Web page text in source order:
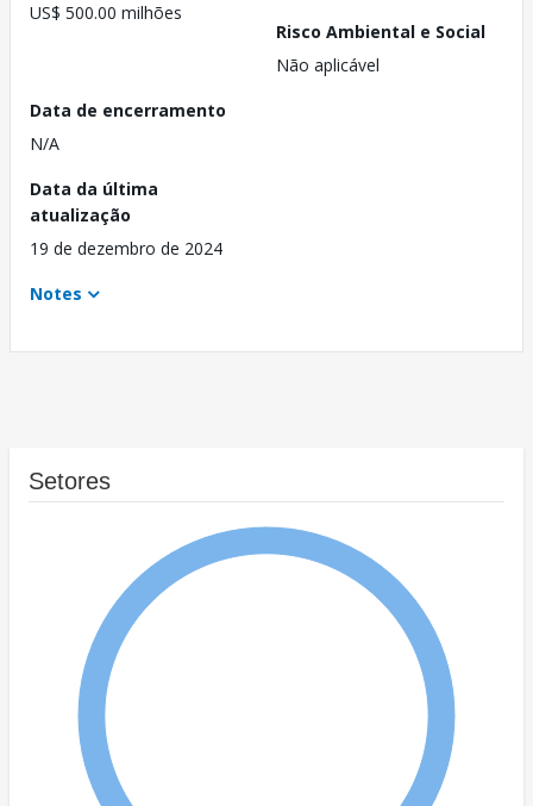
US$ 500.00 milhões
Risco Ambiental e Social
Não aplicável
Data de encerramento
N/A
Data da última
atualização
19 de dezembro de 2024
Notes
Setores